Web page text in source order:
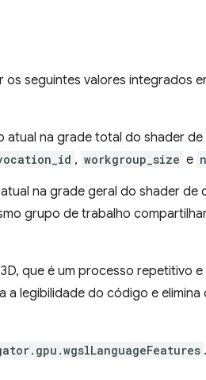
os seguintes valores integrados
atual na grade total do shader
, workgroup_size e
na grade geral do shader de
grupo de trabalho
que é um processo repetitivo e
a legibilidade do código e elimina